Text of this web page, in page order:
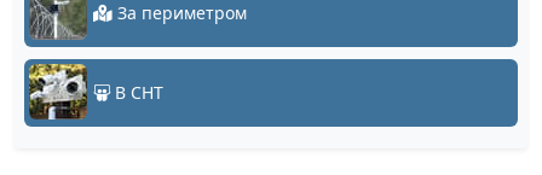
За периметром
В СНТ